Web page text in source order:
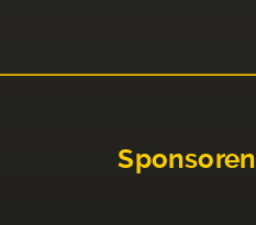
Sponsoren